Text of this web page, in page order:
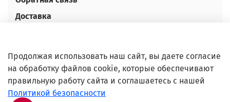
Доставка
Оптовым покупателям
©Любое использование либо копирование
Продолжая использовать наш сайт, вы даете согласие
на обработку файлов cookie, которые обеспечивают
правильную работу сайта и соглашаетесь с нашей
Политикой безопасности